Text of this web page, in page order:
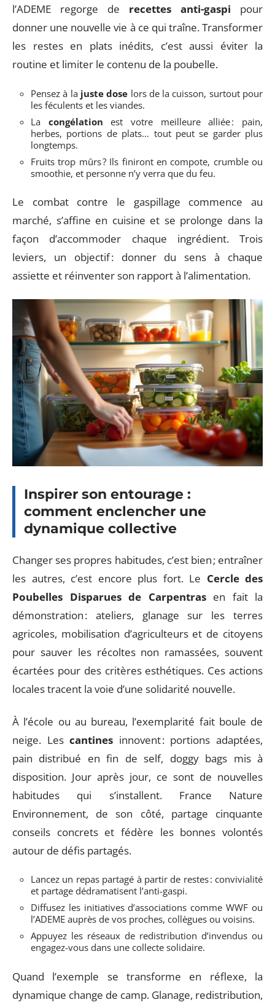
l’ADEME regorge de recettes anti-gaspi pour
donner une nouvelle vie à ce qui traîne. Transformer
les restes en plats inédits, c’est aussi éviter la
routine et limiter le contenu de la poubelle.
Pensez à la juste dose lors de la cuisson, surtout pour
les féculents et les viandes.
La congélation est votre meilleure alliée : pain,
herbes, portions de plats… tout peut se garder plus
longtemps.
Fruits trop mûrs ? Ils finiront en compote, crumble ou
smoothie, et personne n’y verra que du feu.
Le combat contre le gaspillage commence au
marché, s’affine en cuisine et se prolonge dans la
façon d’accommoder chaque ingrédient. Trois
leviers, un objectif : donner du sens à chaque
assiette et réinventer son rapport à l’alimentation.
Inspirer son entourage :
comment enclencher une
dynamique collective
Changer ses propres habitudes, c’est bien ; entraîner
les autres, c’est encore plus fort. Le Cercle des
Poubelles Disparues de Carpentrasen fait la
démonstration : ateliers, glanage sur les terres
agricoles, mobilisation d’agriculteurs et de citoyens
pour sauver les récoltes non ramassées, souvent
écartées pour des critères esthétiques. Ces actions
locales tracent la voie d’une solidarité nouvelle.
À l’école ou au bureau, l’exemplarité fait boule de
neige. Lescantines innovent : portions adaptées,
pain distribué en fin de self, doggy bags mis à
disposition. Jour après jour, ce sont de nouvelles
habitudes qui s’installent. France Nature
Environnement, de son côté, partage cinquante
conseils concrets et fédère les bonnes volontés
autour de défis partagés.
Lancez un repas partagé à partir de restes : convivialité
et partage dédramatisent l’anti-gaspi.
Diffusez les initiatives d’associations comme WWF ou
l’ADEME auprès de vos proches, collègues ou voisins.
Appuyez les réseaux de redistribution d’invendus ou
engagez-vous dans une collecte solidaire.
Quand l’exemple se transforme en réflexe, la
dynamique change de camp. Glanage, redistribution,